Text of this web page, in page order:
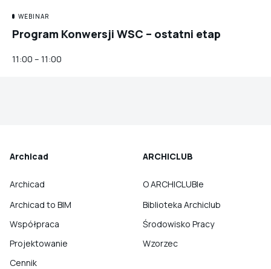
WEBINAR
Program Konwersji WSC – ostatni etap
11:00 – 11:00
Archicad
Archicad
Archicad to BIM
Współpraca
Projektowanie
Cennik
ARCHICLUB
O ARCHICLUBIe
Biblioteka Archiclub
Środowisko Pracy
Wzorzec